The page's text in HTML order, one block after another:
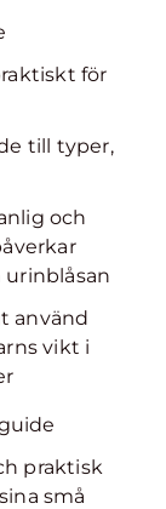
för
till typer,
och
urinblåsan
använd
vikt i
praktisk
små